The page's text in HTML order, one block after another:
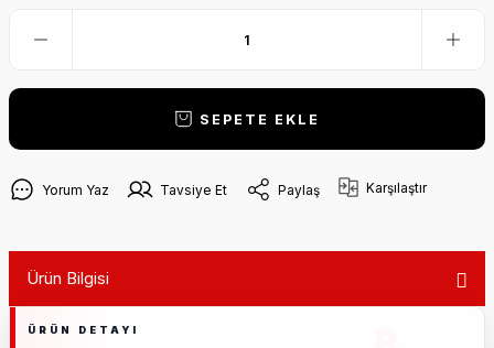
SEPETE EKLE
Yorum Yaz Tavsiye Et Paylaş Karşılaştır
Ürün Bilgisi